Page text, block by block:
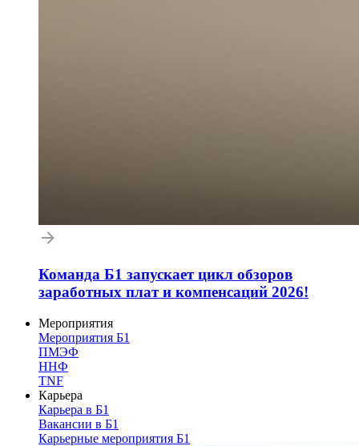
Команда Б1 запускает цикл обзоров
заработных плат и компенсаций 2026!
Мероприятия
Мероприятия Б1
ПМЭФ
ННФ
TNF
Карьера
Карьера в Б1
Вакансии в Б1
Карьерные мероприятия Б1